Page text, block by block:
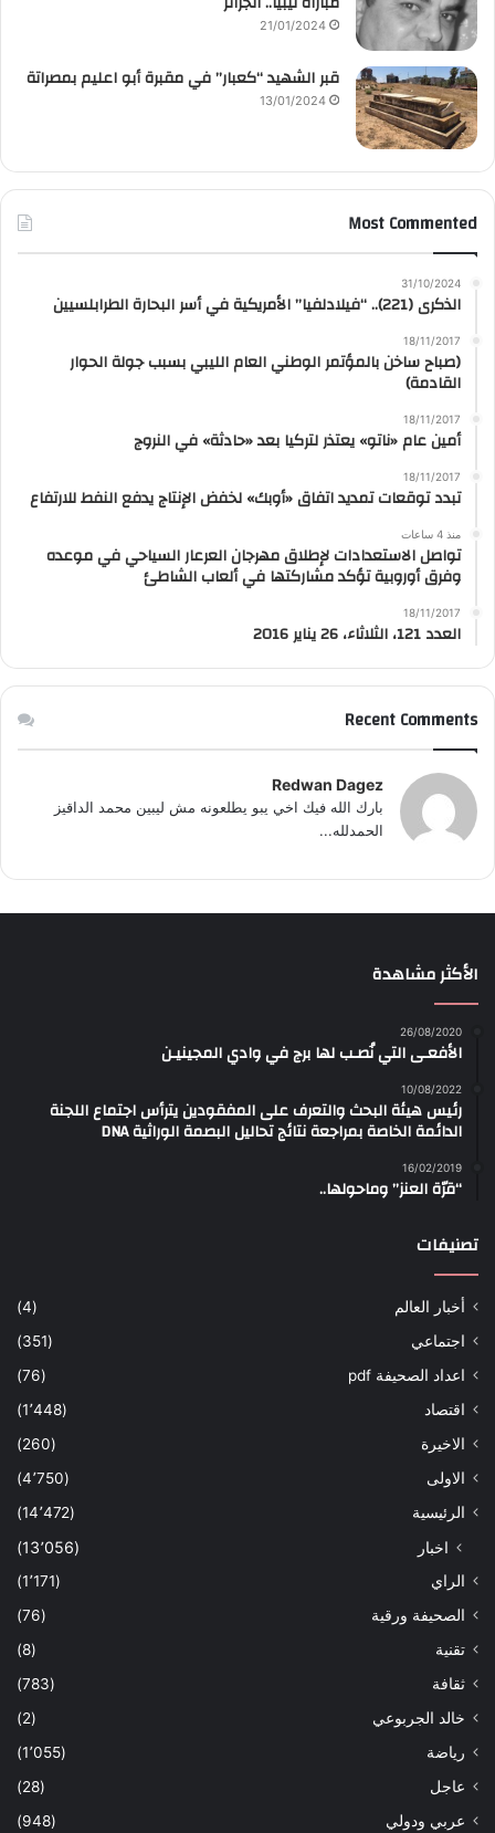
21/01/2024
قبر الشهيد “كعبار” في مقبرة أبو اعليم بمصراتة
13/01/2024
Most Commented
31/10/2024
الذكرى (221).. “فيلادلفيا” الأمريكية في أسر البحارة الطرابلسيين
18/11/2017
(صباح ساخن بالمؤتمر الوطني العام الليبي بسبب جولة الحوار
القادمة)
18/11/2017
أمين عام «ناتو» يعتذر لتركيا بعد «حادثة» في النروج
18/11/2017
تبدد توقعات تمديد اتفاق «أوبك» لخفض الإنتاج يدفع النفط للارتفاع
منذ 4 ساعات
تواصل الاستعدادات لإطلاق مهرجان العرعار السياحي في موعده
وفرق أوروبية تؤكد مشاركتها في ألعاب الشاطئ
18/11/2017
العدد 121، الثلاثاء، 26 يناير 2016
Recent Comments
Redwan Dagez
بارك الله فيك اخي يبو يطلعونه مش ليبين محمد الداقيز
الحمدلله...
الأكثر مشاهدة
26/08/2020
الأفعـى التي نُصـب لها برج في وادي المجينيـن
10/08/2022
رئيس هيئة البحث والتعرف على المفقودين يترأس اجتماع اللجنة
الدائمة الخاصة بمراجعة نتائج تحاليل البصمة الوراثية DNA
16/02/2019
“قرّة العنز” وماحولها..
تصنيفات
أخبار العالم
(4)
اجتماعي
(351)
اعداد الصحيفة pdf
(76)
اقتصاد
(1٬448)
الاخيرة
(260)
الاولى
(4٬750)
الرئيسية
(14٬472)
اخبار (13٬056)
الراي
(1٬171)
الصحيفة ورقية
(76)
تقنية
(8)
ثقافة
(783)
خالد الجربوعي
(2)
رياضة
(1٬055)
عاجل
(28)
عربي ودولي
(948)